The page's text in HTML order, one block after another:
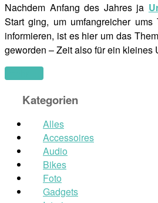
Nachdem Anfang des Jahres ja
Start ging, um umfangreicher
informieren, ist es hier um das
geworden – Zeit also für ein kleines
Kategorien
Alles
Accessoires
Audio
Bikes
Foto
Gadgets